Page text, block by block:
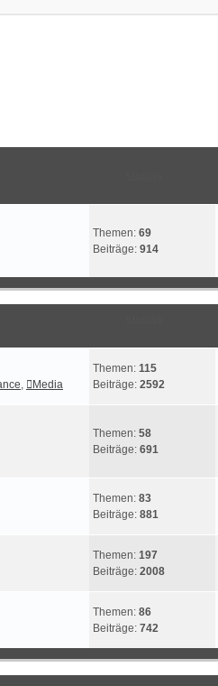
Themen: 69
Beiträge: 914
, Media
Themen: 115
Beiträge: 2592
Themen: 58
Beiträge: 691
Themen: 83
Beiträge: 881
Themen: 197
Beiträge: 2008
Themen: 86
Beiträge: 742